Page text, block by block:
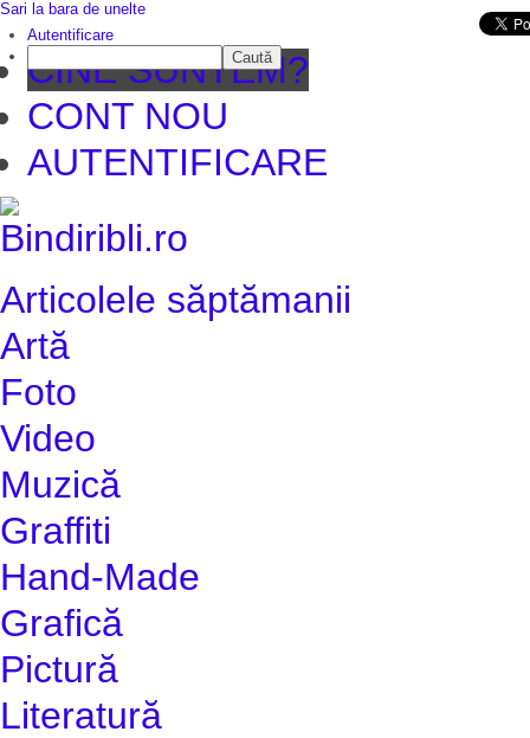
CINE SUNTEM?
CONT NOU
AUTENTIFICARE
Articolele săptămanii
Artă
Foto
Video
Muzică
Graffiti
Hand-Made
Grafică
Pictură
Literatură
Sari la bara de unelte
Autentificare
Caută